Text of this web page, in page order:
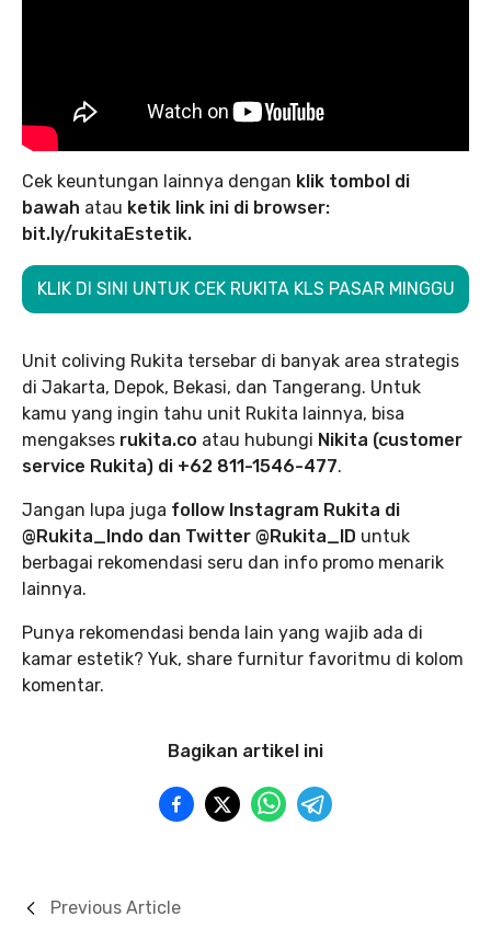
Cek keuntungan lainnya dengan klik tombol di
bawah atau ketik link ini di browser:
bit.ly/rukitaEstetik.
KLIK DI SINI UNTUK CEK RUKITA KLS PASAR MINGGU
Unit coliving Rukita tersebar di banyak area strategis
di Jakarta, Depok, Bekasi, dan Tangerang. Untuk
kamu yang ingin tahu unit Rukita lainnya, bisa
mengakses rukita.co atau hubungi Nikita (customer
service Rukita) di +62 811-1546-477.
Jangan lupa juga follow Instagram Rukita di
@Rukita_Indo dan Twitter @Rukita_ID untuk
berbagai rekomendasi seru dan info promo menarik
lainnya.
Punya rekomendasi benda lain yang wajib ada di
kamar estetik? Yuk, share furnitur favoritmu di kolom
komentar.
Bagikan artikel ini
Previous Article